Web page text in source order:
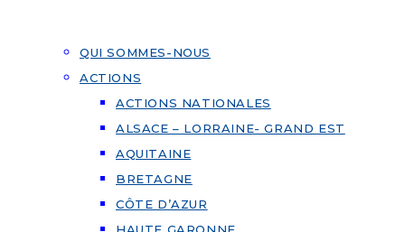
QUI SOMMES-NOUS
ACTIONS
ACTIONS NATIONALES
ALSACE – LORRAINE- GRAND EST
AQUITAINE
BRETAGNE
CÔTE D’AZUR